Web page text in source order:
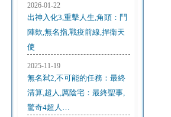
2026-01-22
出神入化3,重擊人生,角頭：鬥
陣欸,無名指,戰疫前線,捍衛天
使
2025-11-19
無名弒2,不可能的任務：最終
清算,超人,厲陰宅：最終聖事,
驚奇4超人…